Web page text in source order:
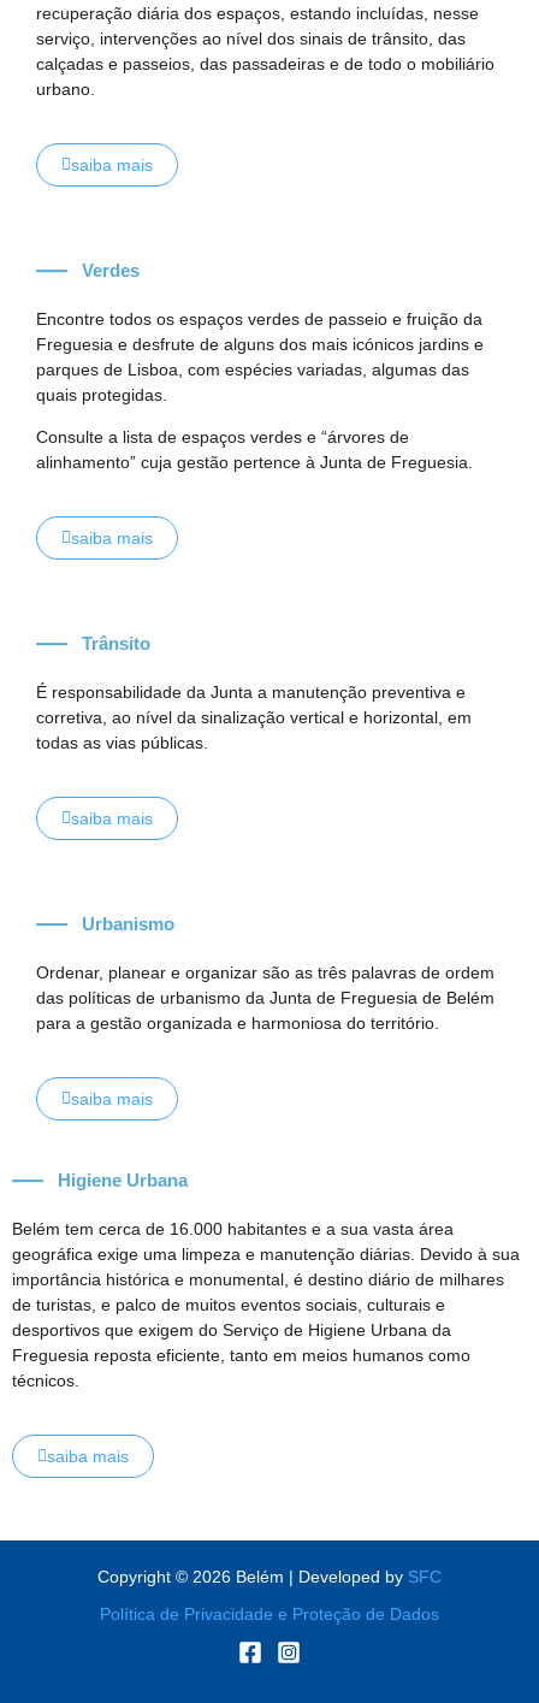
recuperação diária dos espaços, estando incluídas, nesse
serviço, intervenções ao nível dos sinais de trânsito, das
calçadas e passeios, das passadeiras e de todo o mobiliário
urbano.
saiba mais
Verdes
Encontre todos os espaços verdes de passeio e fruição da
Freguesia e desfrute de alguns dos mais icónicos jardins e
parques de Lisboa, com espécies variadas, algumas das
quais protegidas.
Consulte a lista de espaços verdes e “árvores de
alinhamento” cuja gestão pertence à Junta de Freguesia.
saiba mais
Trânsito
É responsabilidade da Junta a manutenção preventiva e
corretiva, ao nível da sinalização vertical e horizontal, em
todas as vias públicas.
saiba mais
Urbanismo
Ordenar, planear e organizar são as três palavras de ordem
das políticas de urbanismo da Junta de Freguesia de Belém
para a gestão organizada e harmoniosa do território.
saiba mais
Higiene Urbana
Belém tem cerca de 16.000 habitantes e a sua vasta área
geográfica exige uma limpeza e manutenção diárias. Devido à sua
importância histórica e monumental, é destino diário de milhares
de turistas, e palco de muitos eventos sociais, culturais e
desportivos que exigem do Serviço de Higiene Urbana da
Freguesia reposta eficiente, tanto em meios humanos como
técnicos.
saiba mais
Copyright © 2026 Belém | Developed by SFC
Política de Privacidade e Proteção de Dados